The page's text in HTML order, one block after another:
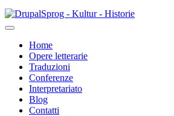
Salta
al
principale
Sprog - Kultur - Historie
Primær
navigation
Home
Opere letterarie
Traduzioni
Conferenze
Interpretariato
Blog
Contatti